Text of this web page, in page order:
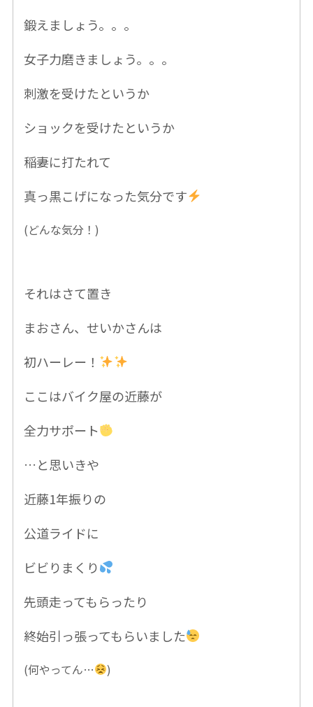
鍛えましょう。。。
女子力磨きましょう。。。
刺激を受けたというか
ショックを受けたというか
稲妻に打たれて
真っ黒こげになった気分です
(どんな気分！)
それはさて置き
まおさん、せいかさんは
初ハーレー！
ここはバイク屋の近藤が
全力サポート
…と思いきや
近藤1年振りの
公道ライドに
ビビりまくり
先頭走ってもらったり
終始引っ張ってもらいました
(何やってん… )